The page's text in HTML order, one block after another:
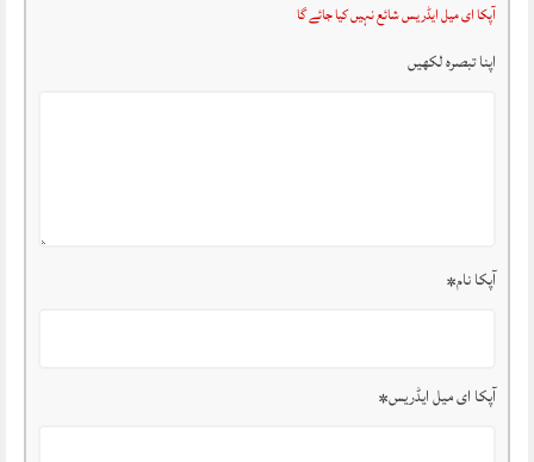
آپکا ای میل ایڈریس شائع نہیں کیا جائے گا
اپنا تبصرہ لکھیں
آپکا نام*
آپکا ای میل ایڈریس*